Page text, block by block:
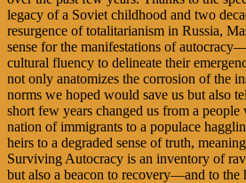
legacy of a Soviet childhood and two
resurgence of totalitarianism in Russia,
sense for the manifestations of
cultural fluency to delineate their
not only anatomizes the corrosion of the
norms we hoped would save us but also
short few years changed us from a people
nation of immigrants to a populace
heirs to a degraded sense of truth,
Surviving Autocracy is an inventory of
but also a beacon to recovery—and to the